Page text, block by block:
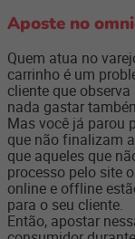
Aposte no
Quem atua no
carrinho é um
cliente que
nada gastar
Mas você já parou
que não finalizam
que aqueles que
processo pelo site
online e offline
para o seu cliente.
Então, apostar